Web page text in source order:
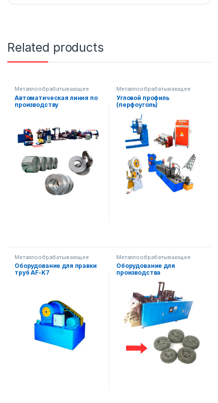
Related products
Металлообрабатывающее
оборудование
Автоматическая линия по
производству
Металлообрабатывающее
оборудование Строительное
оборудование
Угловой профиль
(перфоуголь)
производства
Металлообрабатывающее
оборудование
Оборудование для правки
труб AF-K7
Металлообрабатывающее
оборудование
Оборудование для
производства